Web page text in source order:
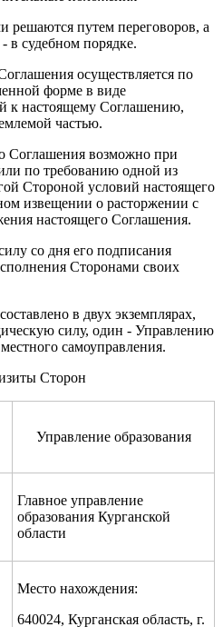
путем переговоров, а
в судебном порядке.
осуществляется по
форме в виде
к настоящему Соглашению,
частью.
Соглашения возможно при
по требованию одной из
Стороной условий настоящего
извещении о расторжении с
настоящего Соглашения.
со дня его подписания
Сторонами своих
в двух экземплярах,
силу, один - Управлению
самоуправления.
Сторон
Управление образования
Главное управление
образования Курганской
области
Место нахождения:
640024, Курганская область, г.